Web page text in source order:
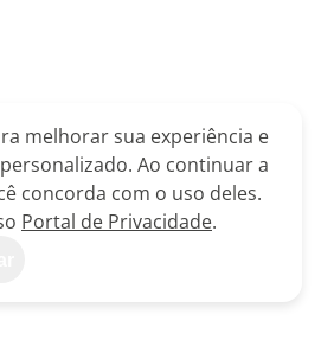
melhorar sua experiência e
Ao continuar a
concorda com o uso deles.
Portal de Privacidade.